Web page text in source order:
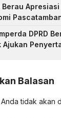
Berau
DPRD
Ajukan
Balasan
Anda tidak akan